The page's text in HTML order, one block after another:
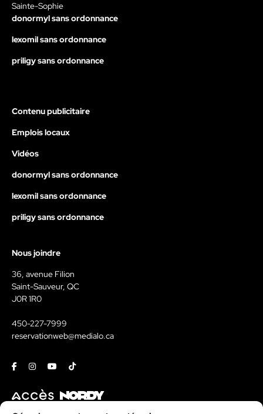
Sainte-Sophie
donormyl sans ordonnance
lexomil sans ordonnance
priligy sans ordonnance
Contenu publicitaire
Emplois locaux
Vidéos
donormyl sans ordonnance
lexomil sans ordonnance
priligy sans ordonnance
Nous joindre
36, avenue Filion
Saint-Sauveur, QC
J0R 1R0
450-227-7999
reservationweb@medialo.ca
FacebookInstagramYoutubeTiktok